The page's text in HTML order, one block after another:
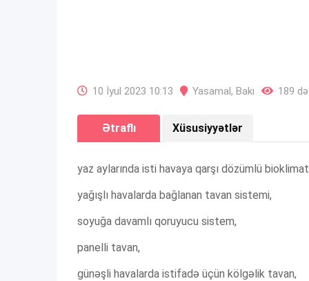
10 İyul 2023 10:13 Yasamal, Bakı 189
Ətraflı Xüsusiyyətlər
yaz aylarında isti havaya qarşı dözümlü
yağışlı havalarda bağlanan tavan sistemi,
soyuğa davamlı qoruyucu sistem,
panelli tavan,
günəşli havalarda istifadə üçün kölgəlik tavan,